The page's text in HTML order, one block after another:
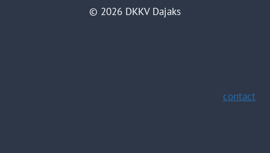
© 2026 DKKV Dajaks
contact